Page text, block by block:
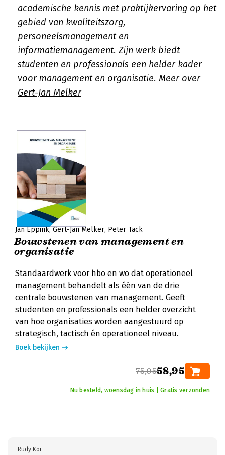
academische kennis met praktijkervaring op het
gebied van kwaliteitszorg,
personeelsmanagement en
informatiemanagement. Zijn werk biedt
studenten en professionals een helder kader
voor management en organisatie. Meer over
Gert-Jan Melker
Jan Eppink Gert-Jan Melker Peter Tack
Bouwstenen van management en
organisatie
Standaardwerk voor hbo en wo dat operationeel
management behandelt als één van de drie
centrale bouwstenen van management. Geeft
studenten en professionals een helder overzicht
van hoe organisaties worden aangestuurd op
strategisch, tactisch én operationeel niveau.
Boek bekijken
75,9558,95
Nu besteld, woensdag in huis | Gratis verzonden
Rudy Kor